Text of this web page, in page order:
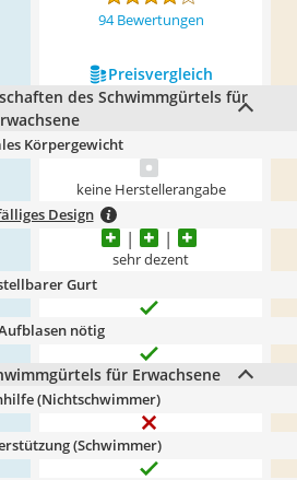
94 Bewertungen
Preis­vergleich
des Schwimmgürtels für
Körpergewicht
keine Herstellerangabe
Design
sehr dezent
Gurt
nötig
für Erwachsene
(Nichtschwimmer)
(Schwimmer)